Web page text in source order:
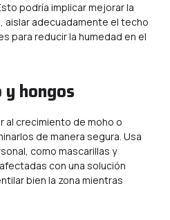
podría implicar mejorar la
aislar adecuadamente el techo
para reducir la humedad en el
y hongos
al crecimiento de moho o
de manera segura. Usa
como mascarillas y
con una solución
bien la zona mientras